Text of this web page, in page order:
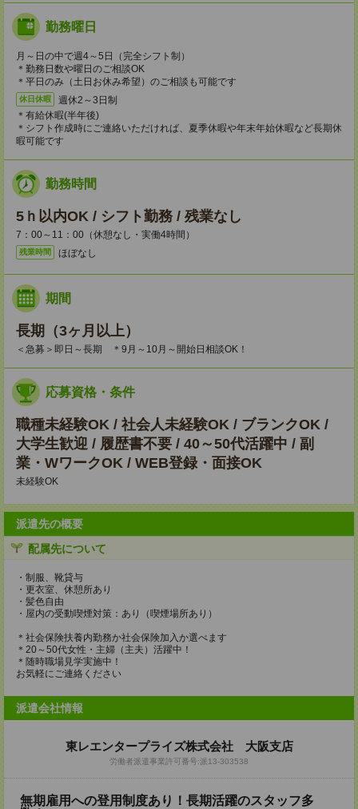
勤務曜日
月～日の中で週4～5日（完全シフト制）
＊勤務日数や曜日のご相談OK
＊平日のみ（土日お休み希望）のご相談も可能です
休日休暇
週休2～3日制
＊有給休暇(半年後)
＊シフト作成時にご連絡いただければ、夏季休暇や年末年始休暇など長期休
暇可能です
勤務時間
5ｈ以内OK / シフト勤務 / 残業なし
7：00～11：00（休憩なし・実働4時間）
残業時間 ほぼなし
期間
長期（3ヶ月以上）
＜急募＞即日～長期 ＊9月～10月～開始日相談OK！
応募資格・条件
職種未経験OK / 社会人未経験OK / ブランクOK /
大学生歓迎 / 履歴書不要 / 40～50代活躍中 / 副
業・WワークOK / WEB登録・面接OK
未経験OK
派遣先の概要
配属先について
・制服、靴貸与
・更衣室、休憩所あり
・髪色自由
・屋内の受動喫煙対策：あり（喫煙場所あり）
＊社会保険扶養内勤務か社会保険加入か選べます
＊20～50代女性・主婦（主夫）活躍中！
＊随時職場見学実施中！
お気軽にご連絡ください
派遣会社情報
東レエンタープライズ株式会社 大阪支店
労働者派遣事業許可番号:派13-303538
無期雇用への登用制度あり！長期活躍のスタッフ多